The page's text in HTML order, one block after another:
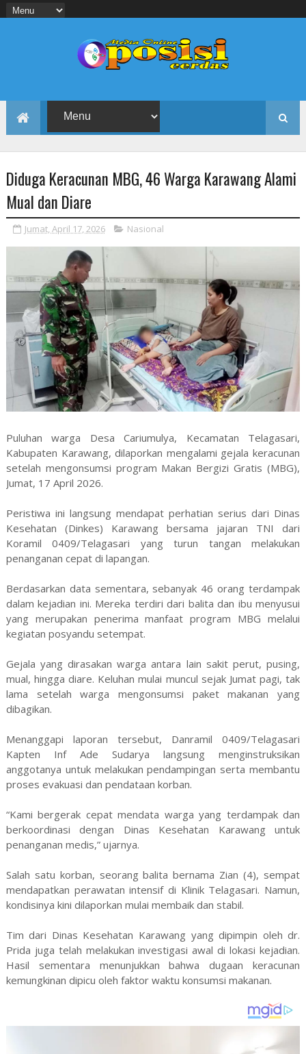
Diduga Keracunan MBG, 46 Warga Karawang Alami
Mual dan Diare
Jumat, April 17, 2026 Nasional
Puluhan warga Desa Cariumulya, Kecamatan Telagasari,
Kabupaten Karawang, dilaporkan mengalami gejala keracunan
setelah mengonsumsi program Makan Bergizi Gratis (MBG),
Jumat, 17 April 2026.
Peristiwa ini langsung mendapat perhatian serius dari Dinas
Kesehatan (Dinkes) Karawang bersama jajaran TNI dari
Koramil 0409/Telagasari yang turun tangan melakukan
penanganan cepat di lapangan.
Berdasarkan data sementara, sebanyak 46 orang terdampak
dalam kejadian ini. Mereka terdiri dari balita dan ibu menyusui
yang merupakan penerima manfaat program MBG melalui
kegiatan posyandu setempat.
Gejala yang dirasakan warga antara lain sakit perut, pusing,
mual, hingga diare. Keluhan mulai muncul sejak Jumat pagi, tak
lama setelah warga mengonsumsi paket makanan yang
dibagikan.
Menanggapi laporan tersebut, Danramil 0409/Telagasari
Kapten Inf Ade Sudarya langsung menginstruksikan
anggotanya untuk melakukan pendampingan serta membantu
proses evakuasi dan pendataan korban.
“Kami bergerak cepat mendata warga yang terdampak dan
berkoordinasi dengan Dinas Kesehatan Karawang untuk
penanganan medis,” ujarnya.
Salah satu korban, seorang balita bernama Zian (4), sempat
mendapatkan perawatan intensif di Klinik Telagasari. Namun,
kondisinya kini dilaporkan mulai membaik dan stabil.
Tim dari Dinas Kesehatan Karawang yang dipimpin oleh dr.
Prida juga telah melakukan investigasi awal di lokasi kejadian.
Hasil sementara menunjukkan bahwa dugaan keracunan
kemungkinan dipicu oleh faktor waktu konsumsi makanan.